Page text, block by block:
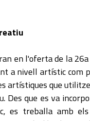
en l'oferta de la 26a
a nivell artístic com
artístiques que
Des que es va
es treballa amb